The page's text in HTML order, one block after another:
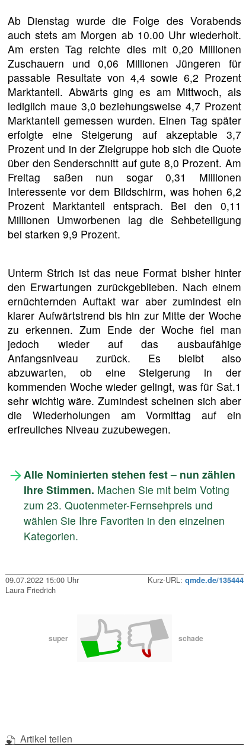
Ab Dienstag wurde die Folge des Vorabends
auch stets am Morgen ab 10.00 Uhr wiederholt.
Am ersten Tag reichte dies mit 0,20 Millionen
Zuschauern und 0,06 Millionen Jüngeren für
passable Resultate von 4,4 sowie 6,2 Prozent
Marktanteil. Abwärts ging es am Mittwoch, als
lediglich maue 3,0 beziehungsweise 4,7 Prozent
Marktanteil gemessen wurden. Einen Tag später
erfolgte eine Steigerung auf akzeptable 3,7
Prozent und in der Zielgruppe hob sich die Quote
über den Senderschnitt auf gute 8,0 Prozent. Am
Freitag saßen nun sogar 0,31 Millionen
Interessente vor dem Bildschirm, was hohen 6,2
Prozent Marktanteil entsprach. Bei den 0,11
Millionen Umworbenen lag die Sehbeteiligung
bei starken 9,9 Prozent.
Unterm Strich ist das neue Format bisher hinter
den Erwartungen zurückgeblieben. Nach einem
ernüchternden Auftakt war aber zumindest ein
klarer Aufwärtstrend bis hin zur Mitte der Woche
zu erkennen. Zum Ende der Woche fiel man
jedoch wieder auf das ausbaufähige
Anfangsniveau zurück. Es bleibt also
abzuwarten, ob eine Steigerung in der
kommenden Woche wieder gelingt, was für Sat.1
sehr wichtig wäre. Zumindest scheinen sich aber
die Wiederholungen am Vormittag auf ein
erfreuliches Niveau zuzubewegen.
Alle Nominierten stehen fest – nun zählen
Ihre Stimmen. Machen Sie mit beim Voting
zum 23. Quotenmeter-Fernsehpreis und
wählen Sie Ihre Favoriten in den einzelnen
Kategorien.
09.07.2022 15:00 Uhr Kurz-URL: qmde.de/135444
Laura Friedrich
super schade
Artikel teilen